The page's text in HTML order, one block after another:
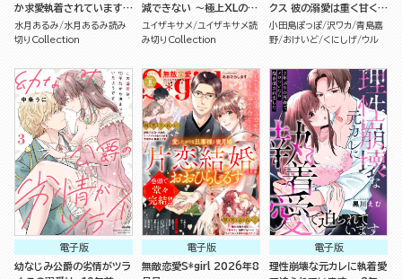
か求愛執着されています
～絶倫わからセックスでど
ちゅパコ愛を奥まで教え込
水月あるみ 水月あるみ読み
切りCollection
減できない ～極上XLのめ
ろめろピストン 今日も明日
も、その先も…～（単話版）
ユイザキサメ
ユイザキサメ読
み切りCollection
クス 彼の溺愛は重く甘く私
を壊す （2）
小田島ぽっぽ 沢ワカ 青島嘉
野 おけいど くにしげ ウル
電子版
幼なじみ公爵の劣情がツラ
電子版
無敵恋愛S*girl 2026年8
電子版
理性崩壊な元カレに執着愛